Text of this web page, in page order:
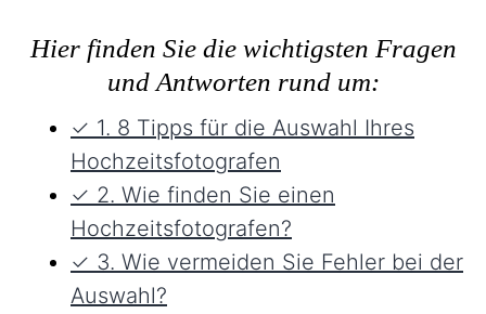
Hier finden Sie die wichtigsten Fragen
und Antworten rund um:
✓ 1. 8 Tipps für die Auswahl Ihres
Hochzeitsfotografen
✓ 2. Wie finden Sie einen
Hochzeitsfotografen?
✓ 3. Wie vermeiden Sie Fehler bei der
Auswahl?